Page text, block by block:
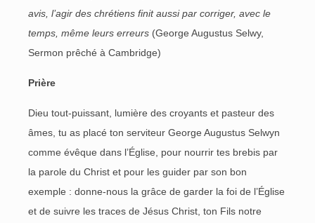
avis, l’agir des chrétiens finit aussi par corriger, avec le
temps, même leurs erreurs (George Augustus Selwy,
Sermon prêché à Cambridge)
Prière
Dieu tout-puissant, lumière des croyants et pasteur des
âmes, tu as placé ton serviteur George Augustus Selwyn
comme évêque dans l’Église, pour nourrir tes brebis par
la parole du Christ et pour les guider par son bon
exemple : donne-nous la grâce de garder la foi de l’Église
et de suivre les traces de Jésus Christ, ton Fils notre